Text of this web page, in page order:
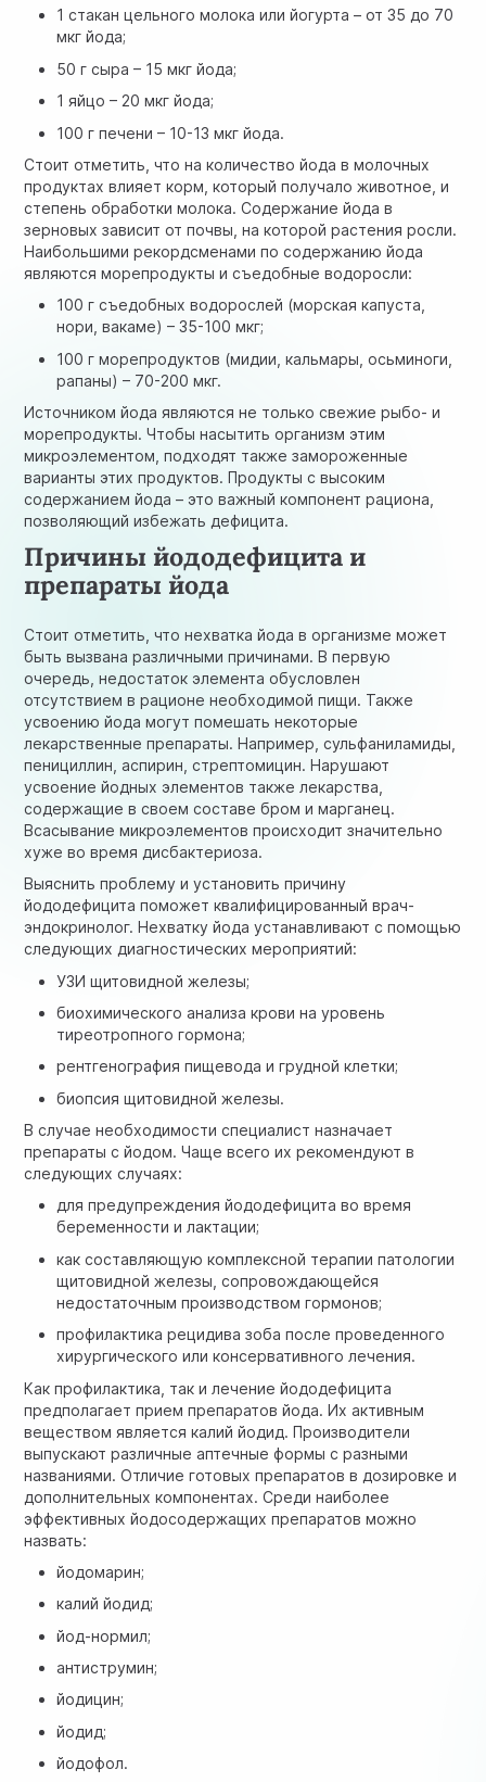
1 стакан цельного молока или йогурта – от 35 до 70
мкг йода;
50 г сыра – 15 мкг йода;
1 яйцо – 20 мкг йода;
100 г печени – 10-13 мкг йода.
Стоит отметить, что на количество йода в молочных
продуктах влияет корм, который получало животное, и
степень обработки молока. Содержание йода в
зерновых зависит от почвы, на которой растения росли.
Наибольшими рекордсменами по содержанию йода
являются морепродукты и съедобные водоросли:
100 г съедобных водорослей (морская капуста,
нори, вакаме) – 35-100 мкг;
100 г морепродуктов (мидии, кальмары, осьминоги,
рапаны) – 70-200 мкг.
Источником йода являются не только свежие рыбо- и
морепродукты. Чтобы насытить организм этим
микроэлементом, подходят также замороженные
варианты этих продуктов. Продукты с высоким
содержанием йода – это важный компонент рациона,
позволяющий избежать дефицита.
Причины йододефицита и
препараты йода
Стоит отметить, что нехватка йода в организме может
быть вызвана различными причинами. В первую
очередь, недостаток элемента обусловлен
отсутствием в рационе необходимой пищи. Также
усвоению йода могут помешать некоторые
лекарственные препараты. Например, сульфаниламиды,
пенициллин, аспирин, стрептомицин. Нарушают
усвоение йодных элементов также лекарства,
содержащие в своем составе бром и марганец.
Всасывание микроэлементов происходит значительно
хуже во время дисбактериоза.
Выяснить проблему и установить причину
йододефицита поможет квалифицированный врач-
эндокринолог. Нехватку йода устанавливают с помощью
следующих диагностических мероприятий:
УЗИ щитовидной железы;
биохимического анализа крови на уровень
тиреотропного гормона;
рентгенография пищевода и грудной клетки;
биопсия щитовидной железы.
В случае необходимости специалист назначает
препараты с йодом. Чаще всего их рекомендуют в
следующих случаях:
для предупреждения йододефицита во время
беременности и лактации;
как составляющую комплексной терапии патологии
щитовидной железы, сопровождающейся
недостаточным производством гормонов;
профилактика рецидива зоба после проведенного
хирургического или консервативного лечения.
Как профилактика, так и лечение йододефицита
предполагает прием препаратов йода. Их активным
веществом является калий йодид. Производители
выпускают различные аптечные формы с разными
названиями. Отличие готовых препаратов в дозировке и
дополнительных компонентах. Среди наиболее
эффективных йодосодержащих препаратов можно
назвать:
йодомарин;
калий йодид;
йод-нормил;
антиструмин;
йодицин;
йодид;
йодофол.